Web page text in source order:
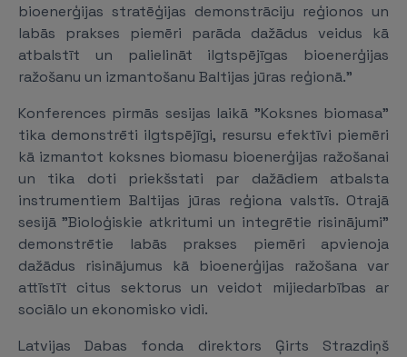
bioenerģijas stratēģijas demonstrāciju reģionos un
labās prakses piemēri parāda dažādus veidus kā
atbalstīt un palielināt ilgtspējīgas bioenerģijas
ražošanu un izmantošanu Baltijas jūras reģionā."
Konferences pirmās sesijas laikā "Koksnes biomasa"
tika demonstrēti ilgtspējīgi, resursu efektīvi piemēri
kā izmantot koksnes biomasu bioenerģijas ražošanai
un tika doti priekšstati par dažādiem atbalsta
instrumentiem Baltijas jūras reģiona valstīs. Otrajā
sesijā "Bioloģiskie atkritumi un integrētie risinājumi"
demonstrētie labās prakses piemēri apvienoja
dažādus risinājumus kā bioenerģijas ražošana var
attīstīt citus sektorus un veidot mijiedarbības ar
sociālo un ekonomisko vidi.
Latvijas Dabas fonda direktors Ģirts Strazdiņš